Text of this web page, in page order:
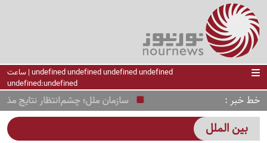
undefined undefined undefined undefined | ساعت
undefined:undefined
خط خبر سازمان ملل؛ چشم‌انتظار نتایج
بین الملل